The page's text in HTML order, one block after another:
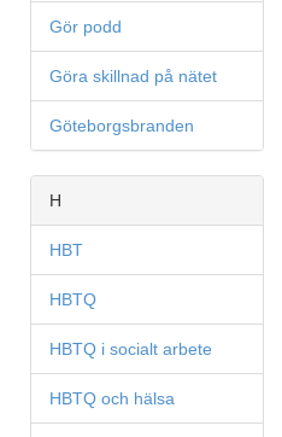
Gör podd
Göra skillnad på nätet
Göteborgsbranden
H
HBT
HBTQ
HBTQ i socialt arbete
HBTQ och hälsa